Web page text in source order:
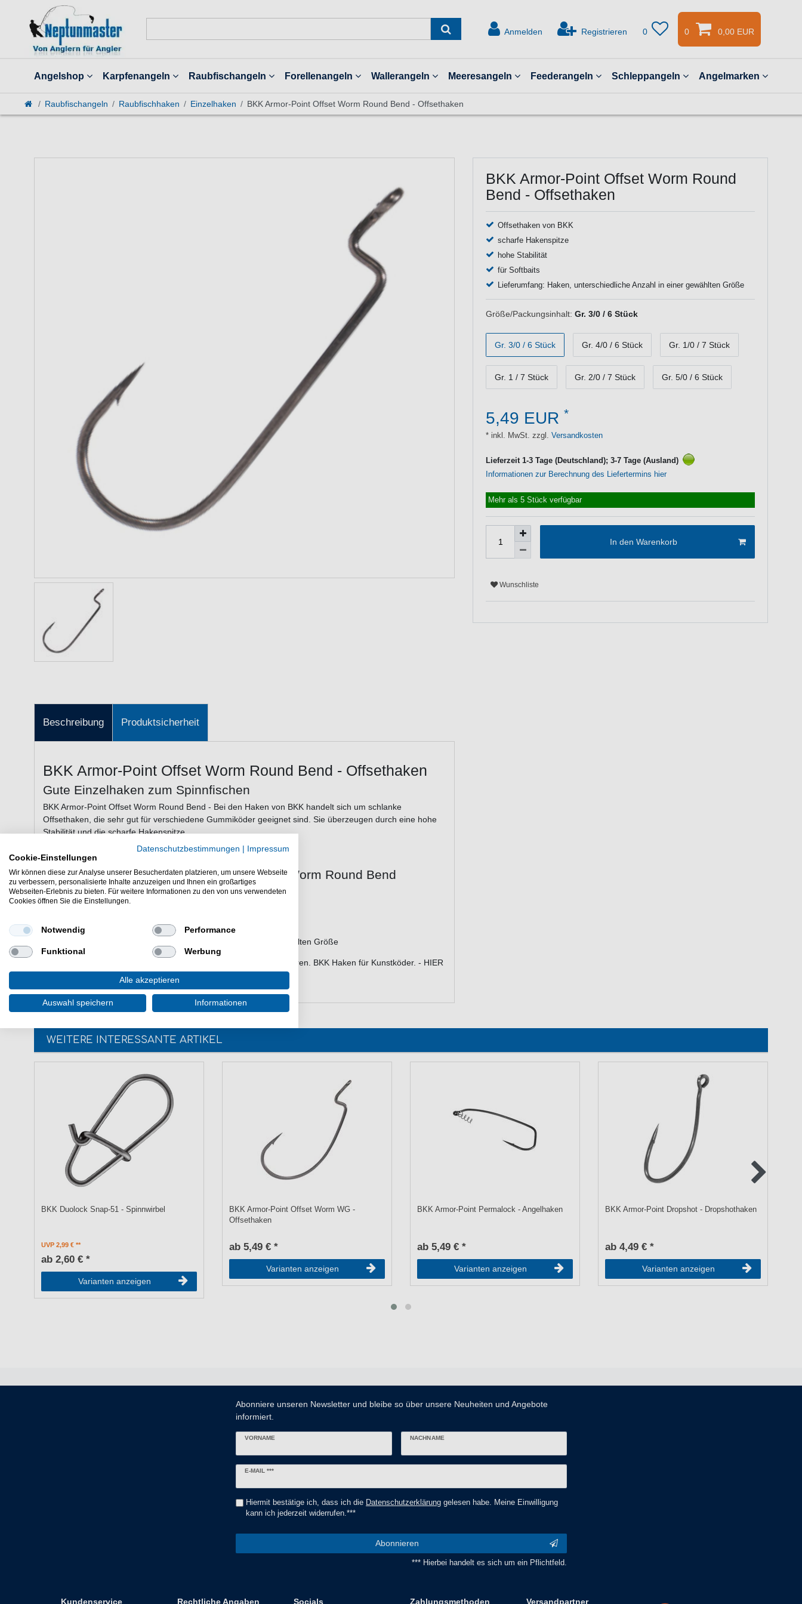
Anmelden Registrieren 0 0 0,00 EUR
Angelshop Karpfenangeln Raubfischangeln Forellenangeln Wallerangeln Meeresangeln Feederangeln Schleppangeln Angelmarken
Raubfischangeln Raubfischhaken Einzelhaken BKK Armor-Point Offset Worm Round Bend - Offsethaken
BKK Armor-Point Offset Worm Round
Bend - Offsethaken
Offsethaken von BKK
scharfe Hakenspitze
hohe Stabilität
für Softbaits
Lieferumfang: Haken, unterschiedliche Anzahl in einer gewählten Größe
Größe/Packungsinhalt: Gr. 3/0 / 6 Stück
Gr. 3/0 / 6 Stück Gr. 4/0 / 6 Stück Gr. 1/0 / 7 Stück
Gr. 1 / 7 Stück Gr. 2/0 / 7 Stück Gr. 5/0 / 6 Stück
5,49 EUR *
* inkl. MwSt. zzgl. Versandkosten
Lieferzeit 1-3 Tage (Deutschland); 3-7 Tage (Ausland)
Informationen zur Berechnung des Liefertermins hier
Mehr als 5 Stück verfügbar
In den Warenkorb
Wunschliste
Beschreibung Produktsicherheit
BKK Armor-Point Offset Worm Round Bend - Offsethaken
Gute Einzelhaken zum Spinnfischen
BKK Armor-Point Offset Worm Round Bend - Bei den Haken von BKK handelt sich um schlanke
Offsethaken, die sehr gut für verschiedene Gummiköder geeignet sind. Sie überzeugen durch eine hohe
Stabilität und die scharfe Hakenspitze.
Eigenschaften der BKK Armor-Point Offset Worm Round Bend
Offsethaken
scharfe Hakenspitze
für Softbaits
Lieferumfang: Haken, unterschiedliche Anzahl in einer gewählten Größe
Günstig Armor-Point Offset Worm Round Bend online kaufen & sparen. BKK Haken für Kunstköder. - HIER
Offsethaken bestellen.
WEITERE INTERESSANTE ARTIKEL
BKK Duolock Snap-51 - Spinnwirbel
UVP 2,99 €
ab 2,60 € *
Varianten anzeigen
BKK Armor-Point Offset Worm WG -
Offsethaken
ab 5,49 € *
Varianten anzeigen
BKK Armor-Point Permalock - Angelhaken
ab 5,49 € *
Varianten anzeigen
BKK Armor-Point Dropshot - Dropshothaken
ab 4,49 € *
Varianten anzeigen
Abonniere unseren Newsletter und bleibe so über unsere Neuheiten und Angebote
informiert.
VORNAME NACHNAME
E-MAIL ***
Newsletter
Hiermit bestätige ich, dass ich die Daten­schutz­erklärung gelesen habe. Meine Einwilligung
kann ich jederzeit widerrufen.***
Abonnieren
*** Hierbei handelt es sich um ein Pflichtfeld.
Kundenservice Rechtliche Angaben Socials Zahlungsmethoden Versandpartner
Datenschutzbestimmungen | Impressum
Cookie-Einstellungen
Wir können diese zur Analyse unserer Besucherdaten platzieren, um unsere Webseite
zu verbessern, personalisierte Inhalte anzuzeigen und Ihnen ein großartiges
Webseiten-Erlebnis zu bieten. Für weitere Informationen zu den von uns verwendeten
Cookies öffnen Sie die Einstellungen.
Notwendig Performance
Funktional Werbung
Alle akzeptieren
Auswahl speichern Informationen